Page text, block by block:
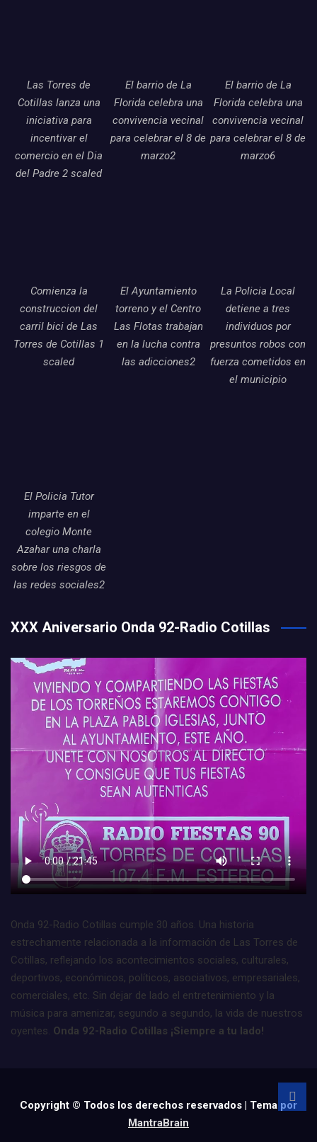
Las Torres de
Cotillas lanza una
iniciativa para
incentivar el
comercio en el Dia
del Padre 2 scaled
El barrio de La
Florida celebra una
convivencia vecinal
para celebrar el 8 de
marzo2
El barrio de La
Florida celebra una
convivencia vecinal
para celebrar el 8 de
marzo6
Comienza la
construccion del
carril bici de Las
Torres de Cotillas 1
scaled
El Ayuntamiento
torreno y el Centro
Las Flotas trabajan
en la lucha contra
las adicciones2
La Policia Local
detiene a tres
individuos por
presuntos robos con
fuerza cometidos en
el municipio
El Policia Tutor
imparte en el
colegio Monte
Azahar una charla
sobre los riesgos de
las redes sociales2
XXX Aniversario Onda 92-Radio Cotillas
Onda 92-Radio Cotillas cumple 30 años. Una historia
estrechamente relacionada a la información de Las Torres de
Cotillas, reflejando los acontecimientos sociales, culturales,
deportivos, económicos, políticos, asociativos, empresariales,
comerciales, etc. Sin dejar de lado el entretenimiento y la
música para amenizar, segundo a segundo, la vida de nuestros
oyentes. Onda 92-Radio Cotillas ¡Siempre a tu lado!
Copyright © Todos los derechos reservados | Tema por
MantraBrain